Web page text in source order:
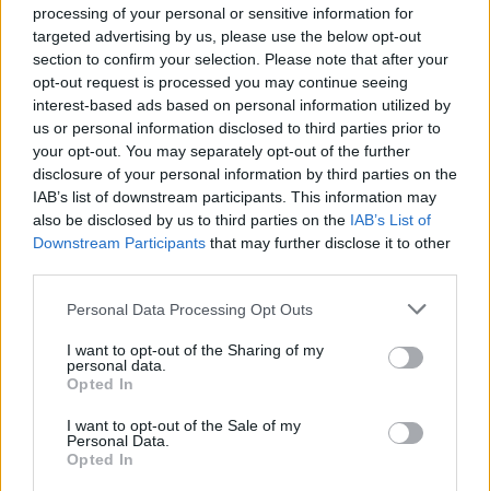
processing of your personal or sensitive information for
targeted advertising by us, please use the below opt-out
section to confirm your selection. Please note that after your
opt-out request is processed you may continue seeing
interest-based ads based on personal information utilized by
us or personal information disclosed to third parties prior to
your opt-out. You may separately opt-out of the further
disclosure of your personal information by third parties on the
IAB’s list of downstream participants. This information may
also be disclosed by us to third parties on the IAB’s List of
Downstream Participants that may further disclose it to other
Personal Data Processing Opt Outs
I want to opt-out of the Sharing of my
personal data.
Opted In
I want to opt-out of the Sale of my
Personal Data.
Opted In
Tematy Kampania społeczna świadomy pacjent
Zdrowie publiczne
Treści i materiały zawarte w tym serwisie mają charakter
edukacyjno-informacyjny. Wydawca i redakcja serwisu nie ponosi
odpowiedzialności za efekty ich zastosowania. Przed
zastosowaniem porad i wskazówek zawartych w serwisie, należy
bezwzględnie skonsultować się z lekarzem.